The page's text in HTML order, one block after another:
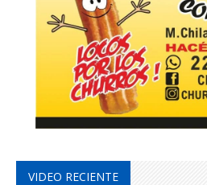
VIDEO RECIENTE